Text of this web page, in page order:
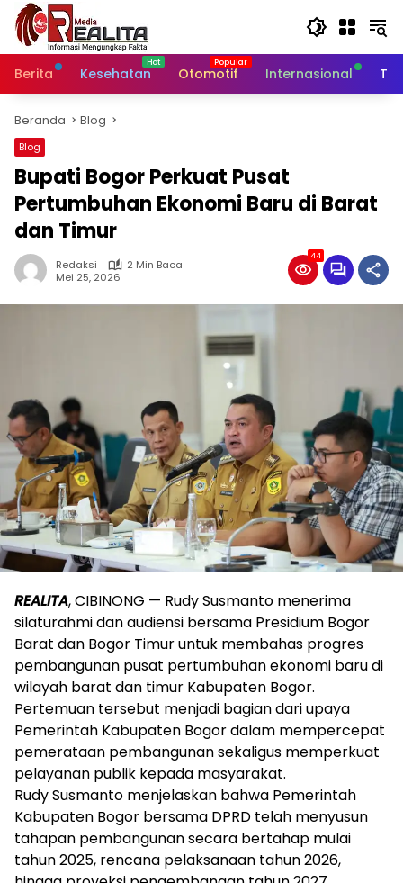
Langsung
konten
Berita
Kesehatan Otomotif Internasional
Beranda Blog
Blog
Bupati Bogor Perkuat Pusat
Pertumbuhan Ekonomi Baru di Barat
dan Timur
Redaksi
2 Min Baca
Mei 25, 2026
44
REALITA, CIBINONG — Rudy Susmanto menerima
silaturahmi dan audiensi bersama Presidium Bogor
Barat dan Bogor Timur untuk membahas progres
pembangunan pusat pertumbuhan ekonomi baru di
wilayah barat dan timur Kabupaten Bogor.
Pertemuan tersebut menjadi bagian dari upaya
Pemerintah Kabupaten Bogor dalam mempercepat
pemerataan pembangunan sekaligus memperkuat
pelayanan publik kepada masyarakat.
Rudy Susmanto menjelaskan bahwa Pemerintah
Kabupaten Bogor bersama DPRD telah menyusun
tahapan pembangunan secara bertahap mulai
tahun 2025, rencana pelaksanaan tahun 2026,